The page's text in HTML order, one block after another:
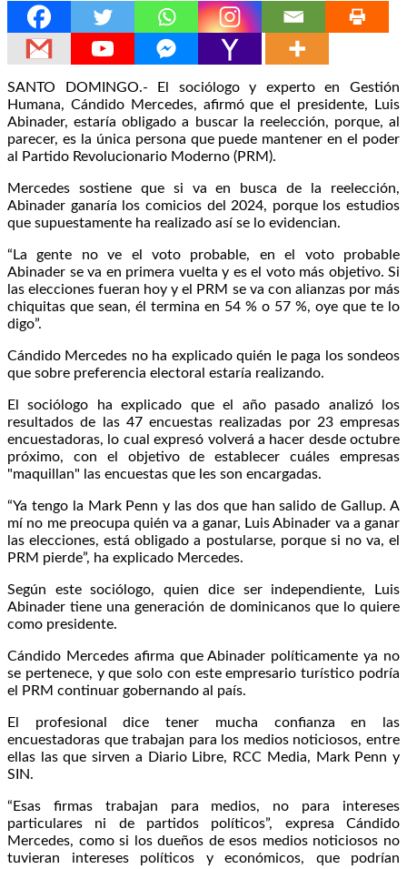
SANTO DOMINGO.- El sociólogo y experto en Gestión
Humana, Cándido Mercedes, afirmó que el presidente, Luis
Abinader, estaría obligado a buscar la reelección, porque, al
parecer, es la única persona que puede mantener en el poder
al Partido Revolucionario Moderno (PRM).
Mercedes sostiene que si va en busca de la reelección,
Abinader ganaría los comicios del 2024, porque los estudios
que supuestamente ha realizado así se lo evidencian.
“La gente no ve el voto probable, en el voto probable
Abinader se va en primera vuelta y es el voto más objetivo. Si
las elecciones fueran hoy y el PRM se va con alianzas por más
chiquitas que sean, él termina en 54 % o 57 %, oye que te lo
digo”.
Cándido Mercedes no ha explicado quién le paga los sondeos
que sobre preferencia electoral estaría realizando.
El sociólogo ha explicado que el año pasado analizó los
resultados de las 47 encuestas realizadas por 23 empresas
encuestadoras, lo cual expresó volverá a hacer desde octubre
próximo, con el objetivo de establecer cuáles empresas
"maquillan" las encuestas que les son encargadas.
“Ya tengo la Mark Penn y las dos que han salido de Gallup. A
mí no me preocupa quién va a ganar, Luis Abinader va a ganar
las elecciones, está obligado a postularse, porque si no va, el
PRM pierde”, ha explicado Mercedes.
Según este sociólogo, quien dice ser independiente, Luis
Abinader tiene una generación de dominicanos que lo quiere
como presidente.
Cándido Mercedes afirma que Abinader políticamente ya no
se pertenece, y que solo con este empresario turístico podría
el PRM continuar gobernando al país.
El profesional dice tener mucha confianza en las
encuestadoras que trabajan para los medios noticiosos, entre
ellas las que sirven a Diario Libre, RCC Media, Mark Penn y
SIN.
“Esas firmas trabajan para medios, no para intereses
particulares ni de partidos políticos”, expresa Cándido
Mercedes, como si los dueños de esos medios noticiosos no
tuvieran intereses políticos y económicos, que podrían